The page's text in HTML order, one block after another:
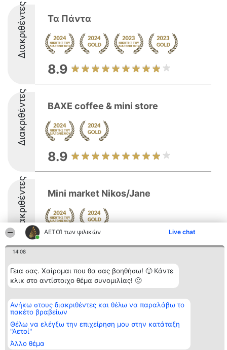
ΑΕΤΟΊ των ψιλικών Live chat
14:08
Γεια σας. Χαίρομαι που θα σας βοηθήσω! 🙂 Κάντε
κλικ στο αντίστοιχο θέμα συνομιλίας! 🙂
Ανήκω στους διακριθέντες και θέλω να παραλάβω το
πακέτο βραβείων
Θέλω να ελέγξω την επιχείρηση μου στην κατάταξη
"Αετοί"
Άλλο θέμα
Διακριθέντες Τα Πάντα
8.9
Διακριθέντες BAXE coffee & mini store
8.9
Διακριθέντες Mini market Nikos/Jane
9.8
Διοργανωτής της
κατάταξης
Μονοπρόσωπη ΙΚΕ
ΤΗΛ. ΕΠΙΚΟΙΝΩΝΙΑΣ:
2104128019
email:
aetoi@beautifulcompany.co
Κατάταξη
Διακριθέντες
διακριθέντων
Όροι &
Επικοινωνία